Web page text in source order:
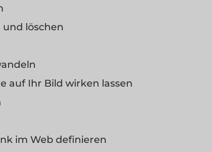
löschen
auf Ihr Bild wirken lassen
im Web definieren